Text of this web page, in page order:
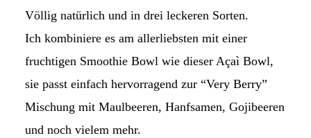
Völlig natürlich und in drei leckeren Sorten.
Ich kombiniere es am allerliebsten mit einer
fruchtigen Smoothie Bowl wie dieser Açaì Bowl,
sie passt einfach hervorragend zur “Very Berry”
Mischung mit Maulbeeren, Hanfsamen, Gojibeeren
und noch vielem mehr.